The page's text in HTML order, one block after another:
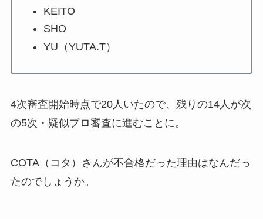
KEITO
SHO
YU（YUTA.T）
4次審査開始時点で20人いたので、残りの14人が次
の5次・疑似プロ審査に進むことに。
COTA（コタ）さんが不合格だった理由はなんだっ
たのでしょうか。